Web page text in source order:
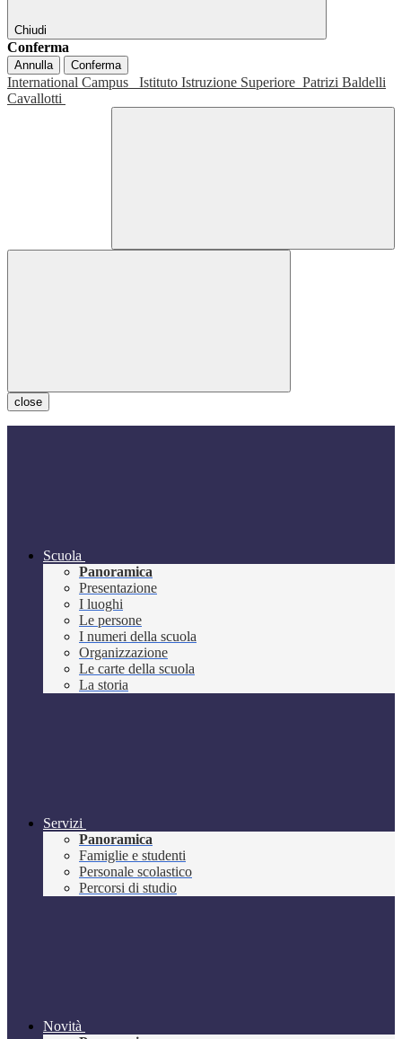
Chiudi
Conferma
Annulla Conferma
International Campus Istituto Istruzione Superiore Patrizi Baldelli
Cavallotti
close
Scuola
Panoramica
Presentazione
I luoghi
Le persone
I numeri della scuola
Organizzazione
Le carte della scuola
La storia
Servizi
Panoramica
Famiglie e studenti
Personale scolastico
Percorsi di studio
Novità